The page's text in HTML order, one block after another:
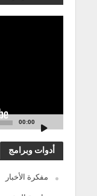
00:00
أدوات وبرامج
مفكرة الأخبار